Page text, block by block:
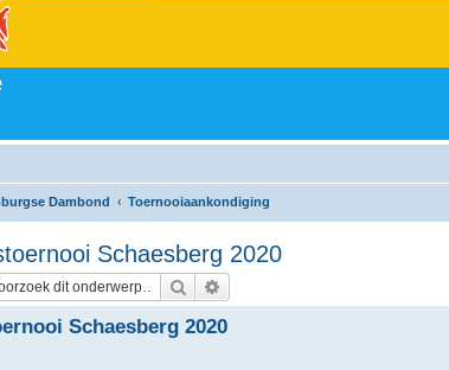
Dambond Toernooiaankondiging
Schaesberg 2020
Zoek
Schaesberg 2020